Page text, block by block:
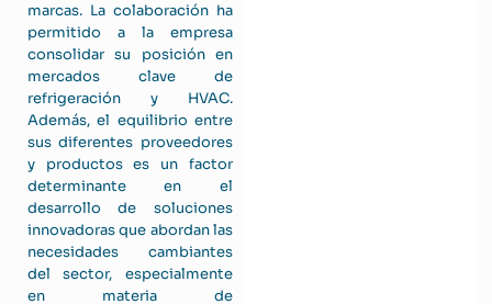
marcas. La colaboración ha
permitido a la empresa
consolidar su posición en
mercados clave de
refrigeración y HVAC.
Además, el equilibrio entre
sus diferentes proveedores
y productos es un factor
determinante en el
desarrollo de soluciones
innovadoras que abordan las
necesidades cambiantes
del sector, especialmente
en materia de